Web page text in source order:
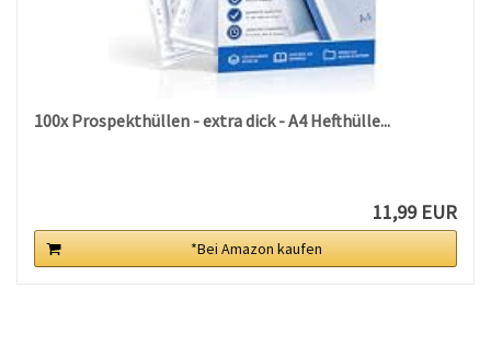
100x Prospekthüllen - extra dick - A4 Hefthülle...
11,99 EUR
*Bei Amazon kaufen